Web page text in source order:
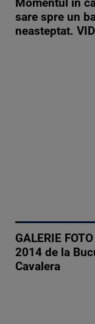
Momentul in
sare spre un
neasteptat.
GALERIE
2014 de la
Cavalera